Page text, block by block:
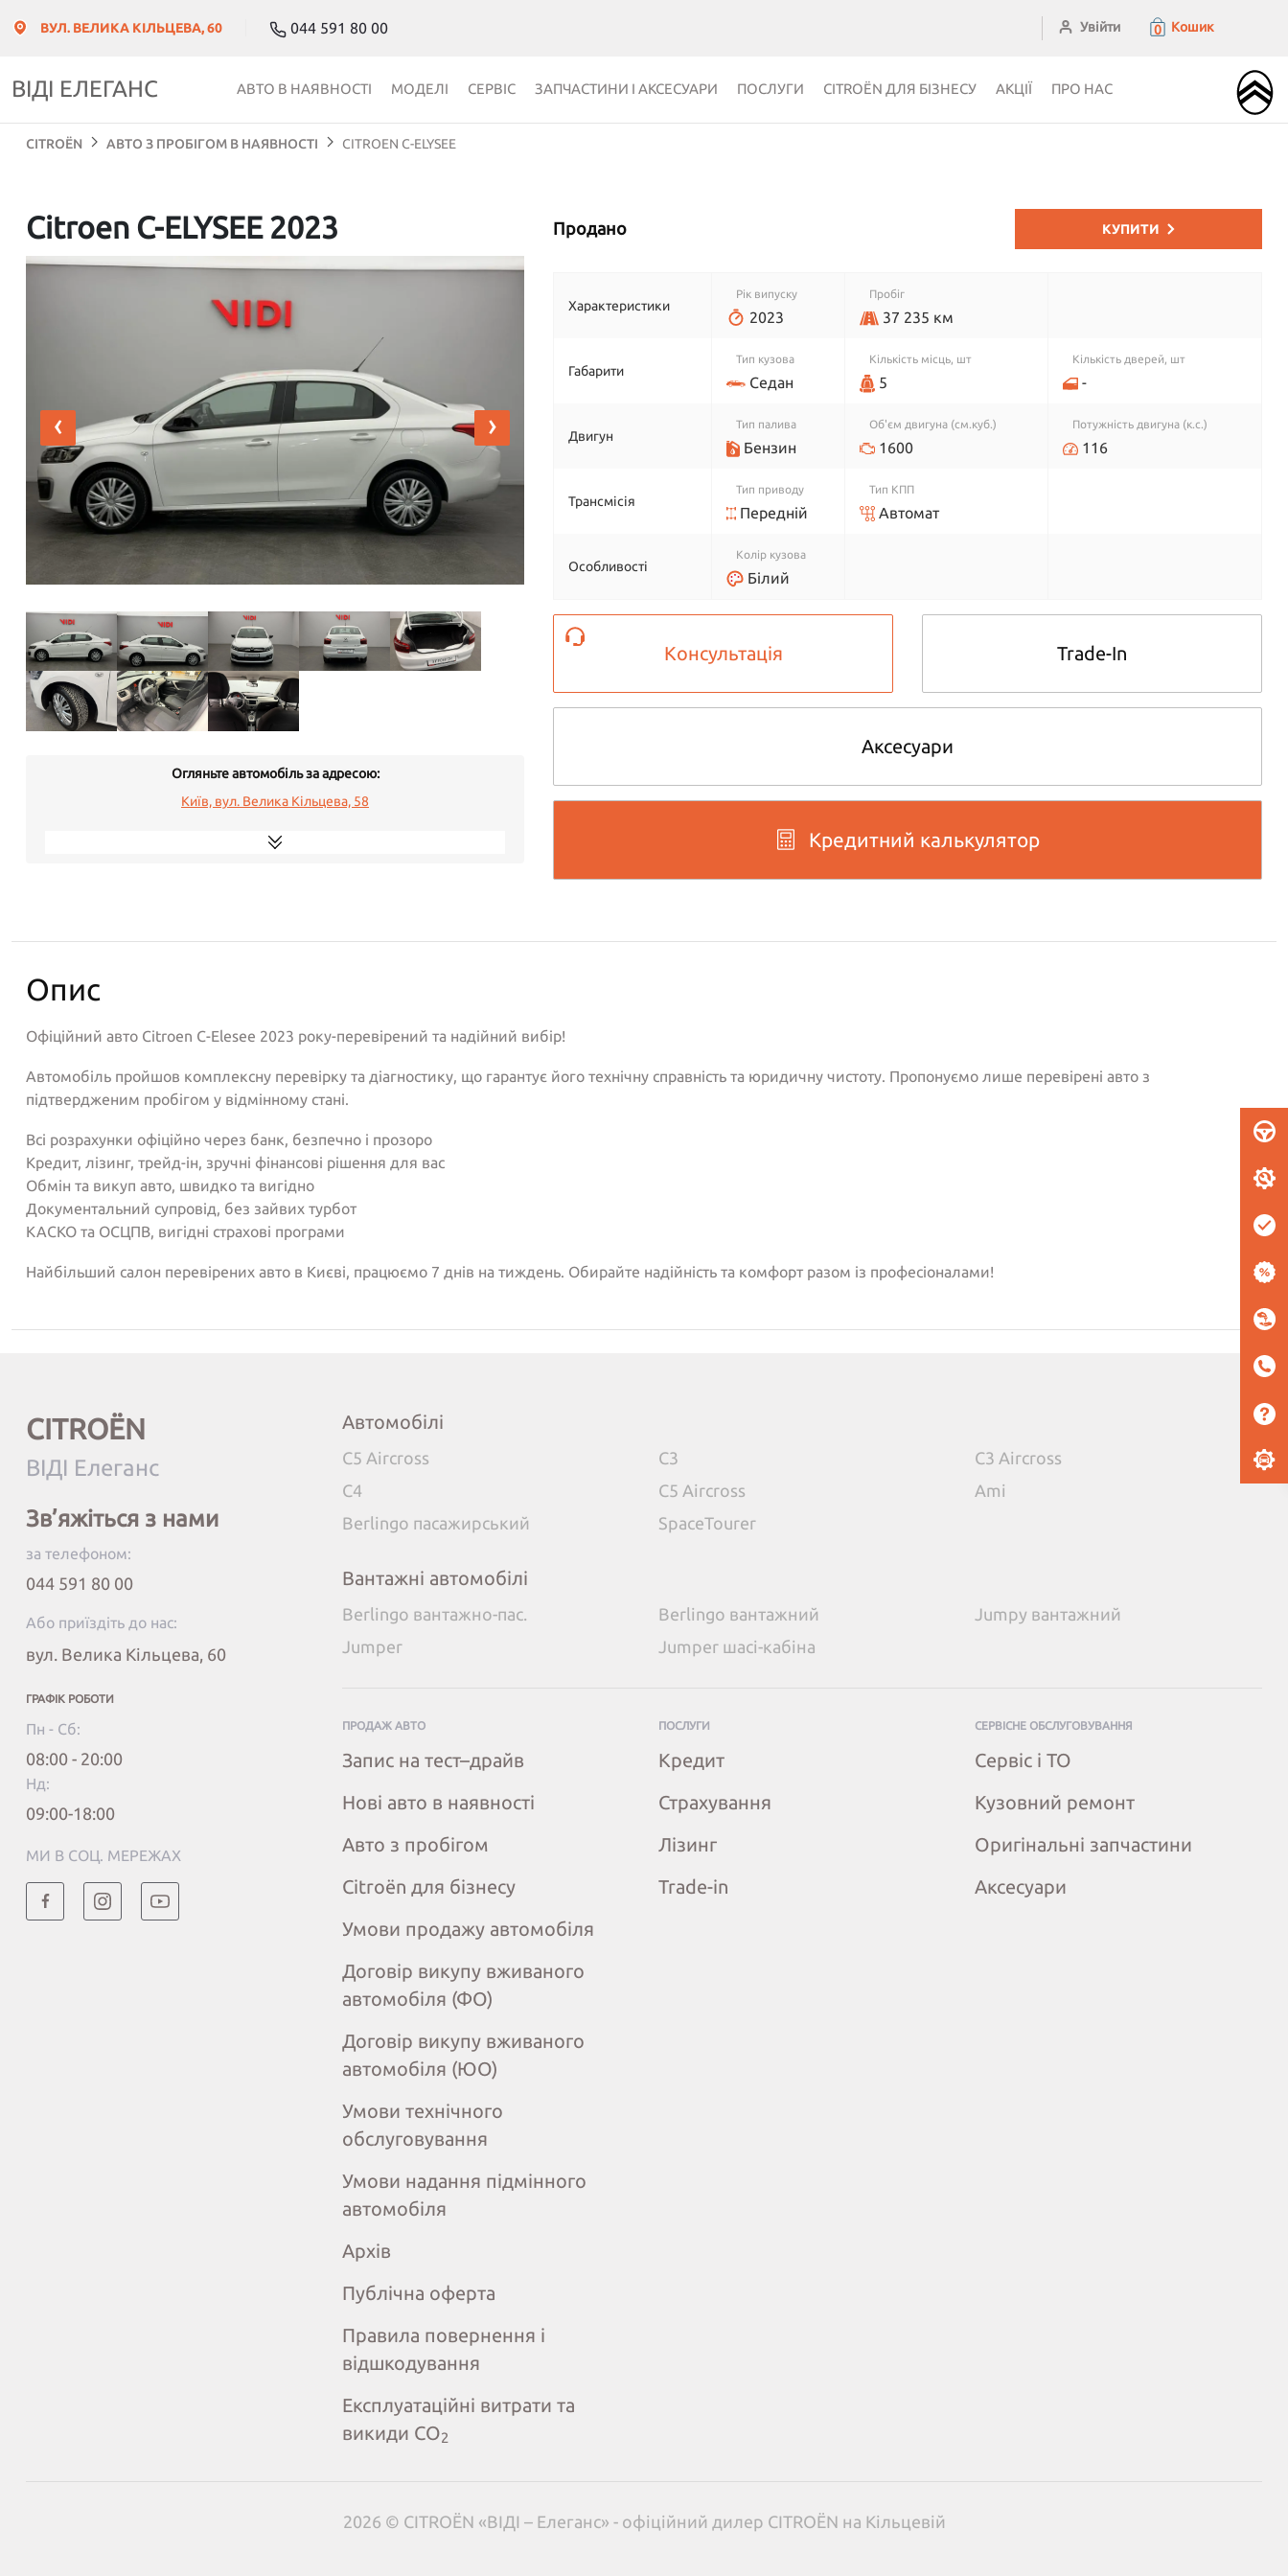
ВУЛ. ВЕЛИКА КІЛЬЦЕВА, 60 044 591 80 00 Увійти 0 Кошик
ВІДІ ЕЛЕГАНС АВТО В НАЯВНОСТІ МОДЕЛІ СЕРВІС ЗАПЧАСТИНИ І АКСЕСУАРИ ПОСЛУГИ CITROЁN ДЛЯ БІЗНЕСУ АКЦІЇ ПРО НАС
CITROЁN АВТО З ПРОБІГОМ В НАЯВНОСТІ CITROEN C-ELYSEE
Citroen C-ELYSEE 2023
‹ ›
Огляньте автомобіль за адресою:
Київ, вул. Велика Кільцева, 58
Продано КУПИТИ
Характеристики
Рік випуску
2023
Пробіг
37 235 км
Габарити
Тип кузова
Седан
Кiлькiсть мiсць, шт
5
Кiлькiсть дверей, шт
-
Двигун
Тип палива
Бензин
Об'єм двигуна (см.куб.)
1600
Потужність двигуна (к.с.)
116
Трансмісія
Тип приводу
Передній
Тип КПП
Автомат
Особливості
Колір кузова
Білий
Консультація Trade-In
Аксесуари
Кредитний калькулятор
Опис
Офіційний авто Citroen C-Elesee 2023 року-перевірений та надійний вибір!
Автомобіль пройшов комплексну перевірку та діагностику, що гарантує його технічну справність та юридичну чистоту. Пропонуємо лише перевірені авто з
підтвердженим пробігом у відмінному стані.
Всі розрахунки офіційно через банк, безпечно і прозоро
Кредит, лізинг, трейд-ін, зручні фінансові рішення для вас
Обмін та викуп авто, швидко та вигідно
Документальний супровід, без зайвих турбот
КАСКО та ОСЦПВ, вигідні страхові програми
Найбільший салон перевірених авто в Києві, працюємо 7 днів на тиждень. Обирайте надійність та комфорт разом із професіоналами!
CITROËN
ВІДІ Елеганс
Зв’яжіться з нами
за телефоном:
044 591 80 00
Або приїздіть до нас:
вул. Велика Кільцева, 60
ГРАФІК РОБОТИ
Пн - Сб:
08:00 - 20:00
Нд:
09:00-18:00
МИ В СОЦ. МЕРЕЖАХ
Автомобілі
C5 Aircross C3
C3 Aircross
C4
C5 Aircross
Ami
Berlingo пасажирський
SpaceTourer
Вантажні автомобілі
Berlingo вантажно-пас. Berlingo вантажний
Jumpy вантажний
Jumper
Jumper шасі-кабіна
ПРОДАЖ АВТО
Запис на тест–драйв
Нові авто в наявності
Авто з пробігом
Citroёn для бізнесу
Умови продажу автомобіля
Договір викупу вживаного
автомобіля (ФО)
Договір викупу вживаного
автомобіля (ЮО)
Умови технічного
обслуговування
Умови надання підмінного
автомобіля
Архів
Публічна оферта
Правила повернення і
відшкодування
Експлуатаційні витрати та
викиди СО2
ПОСЛУГИ
Кредит
Страхування
Лізинг
Trade-in
СЕРВІСНЕ ОБСЛУГОВУВАННЯ
Сервіс і ТО
Кузовний ремонт
Оригінальні запчастини
Аксесуари
2026 © CITROËN «ВІДІ – Елеганс» - офіційний дилер CITROËN на Кільцевій